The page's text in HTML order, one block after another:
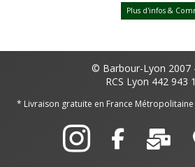
Plus d'infos &
© Barbour-Lyon 2007
RCS Lyon 442 943
* Livraison gratuite en France Métropolitaine